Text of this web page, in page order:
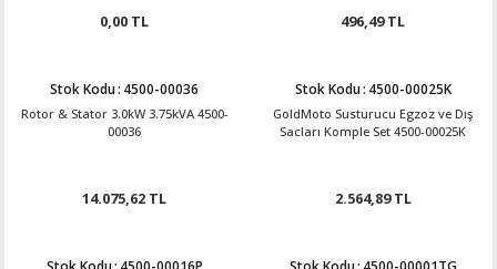
0,00 TL 496,49 TL
Stok Kodu: 4500-00036
Rotor & Stator 3.0kW 3.75kVA 4500-
00036
14.075,62 TL
Stok Kodu: 4500-00025K
GoldMoto Susturucu Egzoz ve Dış
Sacları Komple Set 4500-00025K
2.564,89 TL